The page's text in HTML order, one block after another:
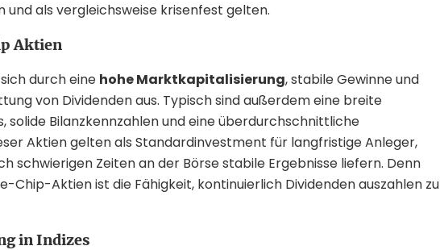
und als vergleichsweise krisenfest gelten.
Aktien
durch eine hohe Marktkapitalisierung, stabile Gewinne und
von Dividenden aus. Typisch sind außerdem eine breite
solide Bilanzkennzahlen und eine überdurchschnittliche
Aktien gelten als Standardinvestment für langfristige Anleger,
schwierigen Zeiten an der Börse stabile Ergebnisse liefern. Denn
Chip-Aktien ist die Fähigkeit, kontinuierlich Dividenden auszahlen zu
in Indizes